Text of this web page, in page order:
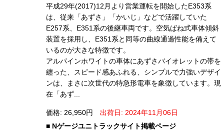
平成29年(2017)12月より営業運転を開始したE353系
は、従来「あずさ」「かいじ」などで活躍していた
E257系、E351系の後継車両です。空気ばね式車体傾斜
装置を採用し、E351系と同等の曲線通過性能を備えて
いるのが大きな特徴です。
アルパインホワイトの車体にあずさバイオレットの帯を
纏った、スピード感あふれる、シンプルで力強いデザイ
ンは、まさに次世代の特急形電車を象徴しています。現
在「あず...
価格: 26,950円
出荷日: 2024年11月06日
■ Nゲージユニトラックサイト掲載ページ